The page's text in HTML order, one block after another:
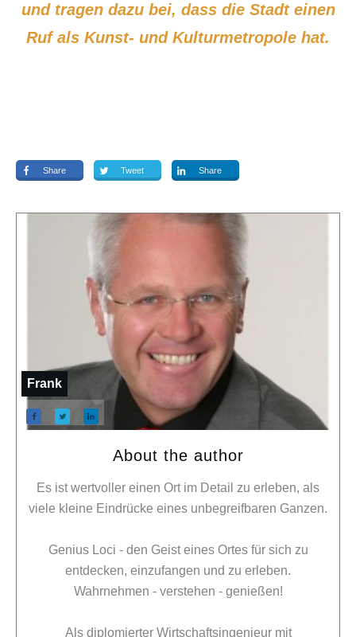
und tragen dazu bei, dass die Stadt einen
Ruf als Kunst- und Kulturmetropole hat.
Share Tweet Share
Frank
About the author
Es ist wertvoller einen Ort im Detail zu erleben, als
viele kleine Eindrücke eines unbegreifbaren Ganzen.
Genius Loci - den Geist eines Ortes für sich zu
entdecken, einzufangen und zu erleben.
Wahrnehmen - verstehen - genießen!
Als diplomierter Wirtschaftsingenieur mit